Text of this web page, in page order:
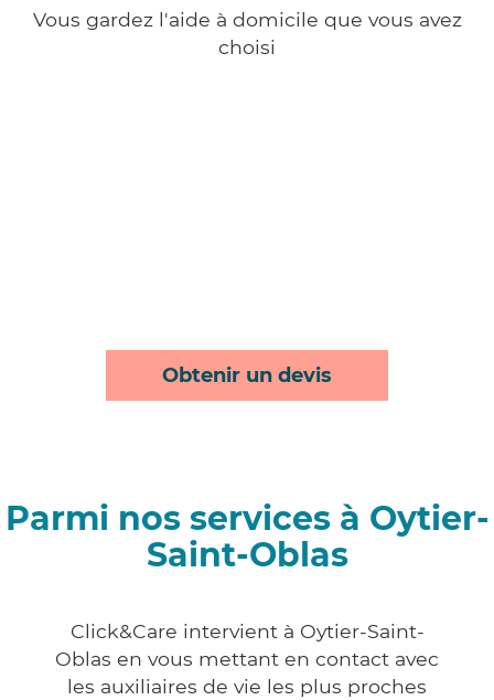
Vous gardez l'aide à domicile que vous avez
choisi
Obtenir un devis
Parmi nos services à Oytier-
Saint-Oblas
Click&Care intervient à Oytier-Saint-
Oblas en vous mettant en contact avec
les auxiliaires de vie les plus proches